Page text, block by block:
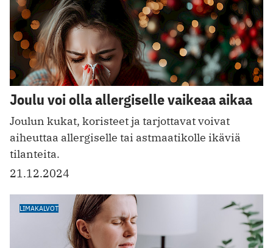
Joulu voi olla allergiselle vaikeaa aikaa
Joulun kukat, koristeet ja tarjottavat voivat
aiheuttaa allergiselle tai astmaatikolle ikäviä
tilanteita.
21.12.2024
LIMAKALVOT